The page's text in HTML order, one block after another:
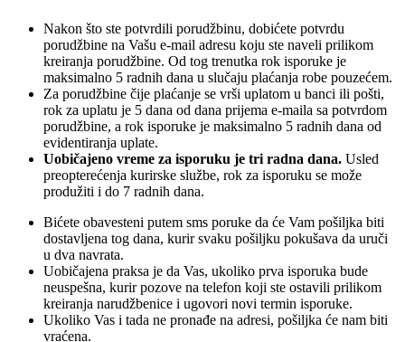
Nakon što ste potvrdili porudžbinu, dobićete potvrdu
porudžbine na Vašu e-mail adresu koju ste naveli prilikom
kreiranja porudžbine. Od tog trenutka rok isporuke je
maksimalno 5 radnih dana u slučaju plaćanja robe pouzećem.
Za porudžbine čije plaćanje se vrši uplatom u banci ili pošti,
rok za uplatu je 5 dana od dana prijema e-maila sa potvrdom
porudžbine, a rok isporuke je maksimalno 5 radnih dana od
evidentiranja uplate.
Uobičajeno vreme za isporuku je tri radna dana. Usled
preopterećenja kurirske službe, rok za isporuku se može
produžiti i do 7 radnih dana.
Bićete obavesteni putem sms poruke da će Vam pošiljka biti
dostavljena tog dana, kurir svaku pošiljku pokušava da uruči
u dva navrata.
Uobičajena praksa je da Vas, ukoliko prva isporuka bude
neuspešna, kurir pozove na telefon koji ste ostavili prilikom
kreiranja narudžbenice i ugovori novi termin isporuke.
Ukoliko Vas i tada ne pronađe na adresi, pošiljka će nam biti
vraćena.